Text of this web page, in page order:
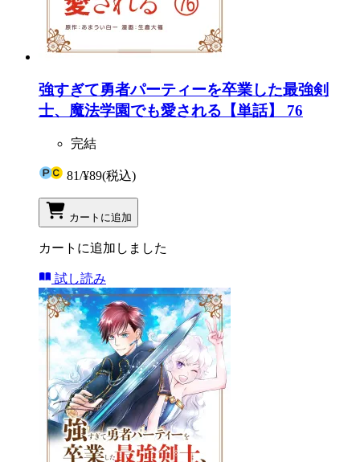
強すぎて勇者パーティーを卒業した最強剣
士、魔法学園でも愛される【単話】 76
完結
81/¥89(税込)
カートに追加
カートに追加しました
試し読み